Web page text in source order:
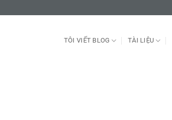
TÔI VIẾT BLOG TÀI LIỆU